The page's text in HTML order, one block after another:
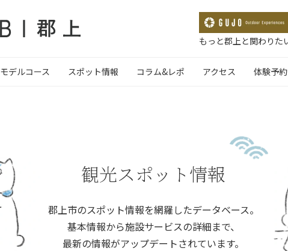
もっと郡上と関わりた
モデルコース スポット情報 コラム&レポ アクセス 体験予約
観光スポット情報
郡上市のスポット情報を網羅したデータベース。
基本情報から施設サービスの詳細まで、
最新の情報がアップデートされています。